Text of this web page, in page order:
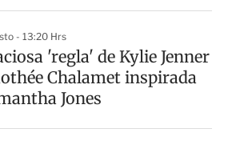
- 13:20 Hrs
'regla' de Kylie Jenner
Chalamet inspirada
Jones